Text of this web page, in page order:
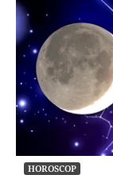
HOROSCOP